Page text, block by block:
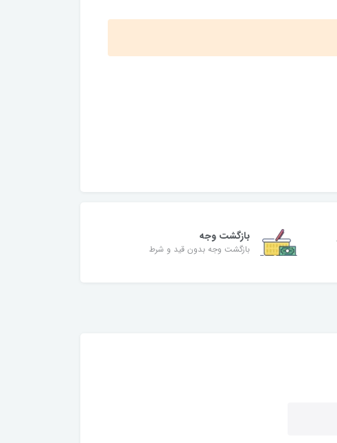
بازگشت وجه
بازگشت وجه بدون قید و شرط